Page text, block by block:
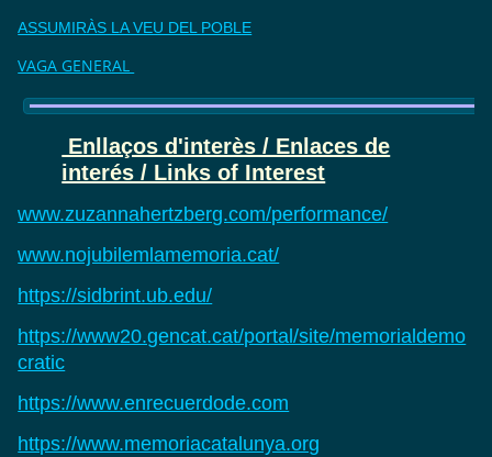
ASSUMIRÀS LA VEU DEL POBLE
VAGA GENERAL
Enllaços d'interès / Enlaces de
interés / Links of Interest
www.zuzannahertzberg.com/performance/
www.nojubilemlamemoria.cat/
https://sidbrint.ub.edu/
https://www20.gencat.cat/portal/site/memorialdemo
cratic
https://www.enrecuerdode.com
https://www.memoriacatalunya.org